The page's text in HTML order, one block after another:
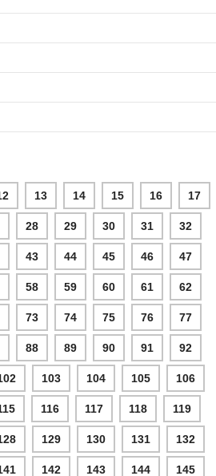
13 14 15 16 17
28 29 30 31 32
43 44 45 46 47
58 59 60 61 62
73 74 75 76 77
88 89 90 91 92
103 104 105 106
116 117 118 119
129 130 131 132
142 143 144 145